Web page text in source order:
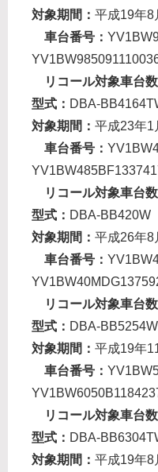
対象期間： 平成19年8
車台番号：
リコール対象車台数
型式： DBA-
対象期間： 平成23年1
車台番号：
リコール対象車台数
型式： DBA-BB420W
対象期間： 平成26年8
車台番号：
リコール対象車台数
型式： DBA-BB5254W
対象期間： 平成19年
車台番号：
リコール対象車台数
型式： DBA-
対象期間： 平成19年8